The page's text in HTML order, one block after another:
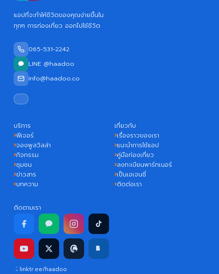
แอปที่จะทำให้ชีวิตของคุณง่ายขึ้นใน
ทุกๆ การท่องเที่ยว ออกไปใช้ชีวิต
065-531-2242
LINE @haadoo
Info@haadoo.co
บริการ
ฟีเจอร์
จองพูลวิลล่า
กิจกรรม
ชุมชน
ข่าวสาร
บทความ
เกี่ยวกับ
เรื่องราวของเรา
แนะนำการใช้แอป
คู่มือท่องเที่ยว
ลงทะเบียนพาร์ทเนอร์
เป็นเอเจนซี่
ติดต่อเรา
ติดตามเรา
linktr.ee/haadoo